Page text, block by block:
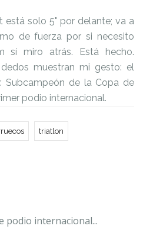
está solo 5" por delante; va a
de fuerza por si necesito
sí miro atrás. Está hecho.
muestran mi gesto: el
Subcampeón de la Copa de
podio internacional.
triatlon
podio internacional...